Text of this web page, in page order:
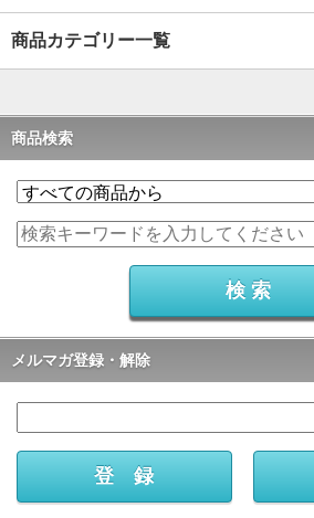
商品カテゴリー一覧
商品検索
メルマガ登録・解除